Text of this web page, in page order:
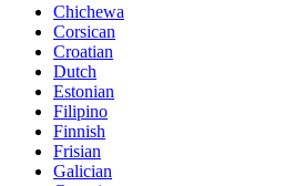
Chichewa
Corsican
Croatian
Dutch
Estonian
Filipino
Finnish
Frisian
Galician